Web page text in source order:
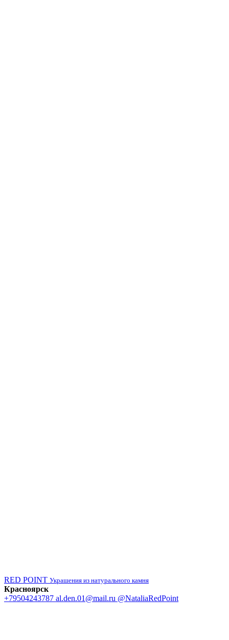
RED POINT Украшения из натурального камня
Красноярск
+79504243787 al.den.01@mail.ru @NataliaRedPoint